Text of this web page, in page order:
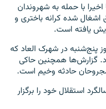
با حمله به شهروندان
اشغال شده کرانه باختری و
یافته است.
پنج‌شنبه در شهرک العاد که
گزارش‌ها همچنین حاکی
حادثه وخیم است.
استقلال خود را برگزار